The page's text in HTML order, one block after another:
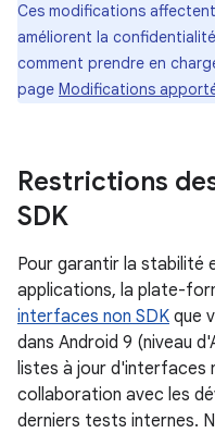
Ces modifications
améliorent la
comment prendre en
page Modifications
Restrictions
SDK
Pour garantir la stabilité
applications, la plate-
interfaces non SDK que
dans Android 9 (niveau
listes à jour d'interfaces
collaboration avec les
derniers tests internes.